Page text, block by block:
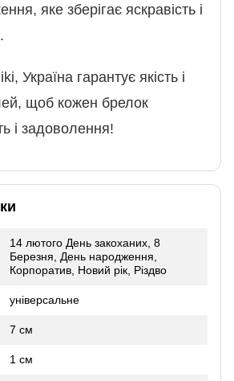
яке зберігає яскравість і
Україна гарантує якість і
щоб кожен брелок
і задоволення!
14 лютого День закоханих, 8
Березня, День народження,
Корпоратив, Новий рік, Різдво
універсальне
7 см
1 см